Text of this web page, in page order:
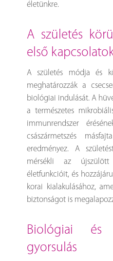
életünkre.
a születés körülményei és az
első
A születés módja és
meghatározzák a
biológiai indulását. A
a természetes
immunrendszer
császármetszés
eredményez. A
mérsékli az újszülött
életfunkcióit, és
korai kialakulásához,
biztonságot is
biológiai és idegrendszeri
gyorsulás